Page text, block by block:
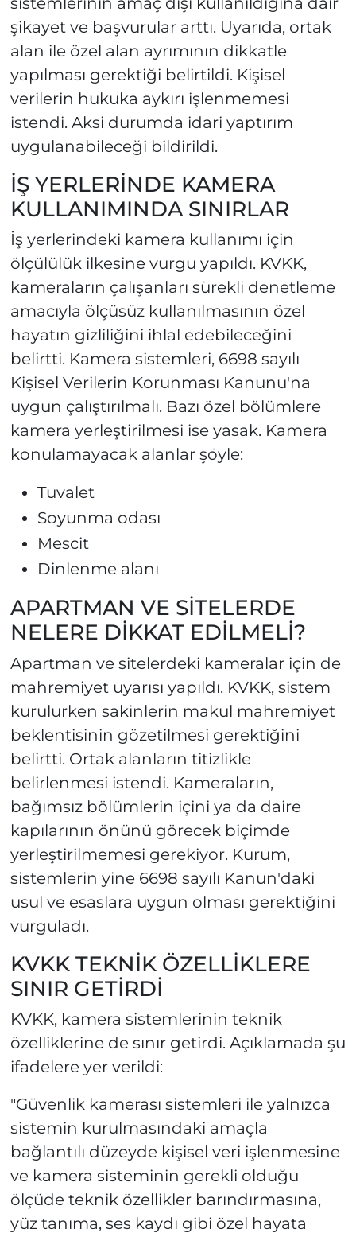
şikayet ve başvurular arttı. Uyarıda, ortak
alan ile özel alan ayrımının dikkatle
yapılması gerektiği belirtildi. Kişisel
verilerin hukuka aykırı işlenmemesi
istendi. Aksi durumda idari yaptırım
uygulanabileceği bildirildi.
İŞ YERLERİNDE KAMERA
KULLANIMINDA SINIRLAR
İş yerlerindeki kamera kullanımı için
ölçülülük ilkesine vurgu yapıldı. KVKK,
kameraların çalışanları sürekli denetleme
amacıyla ölçüsüz kullanılmasının özel
hayatın gizliliğini ihlal edebileceğini
belirtti. Kamera sistemleri, 6698 sayılı
Kişisel Verilerin Korunması Kanunu'na
uygun çalıştırılmalı. Bazı özel bölümlere
kamera yerleştirilmesi ise yasak. Kamera
konulamayacak alanlar şöyle:
Tuvalet
Soyunma odası
Mescit
Dinlenme alanı
APARTMAN VE SİTELERDE
NELERE DİKKAT EDİLMELİ?
Apartman ve sitelerdeki kameralar için de
mahremiyet uyarısı yapıldı. KVKK, sistem
kurulurken sakinlerin makul mahremiyet
beklentisinin gözetilmesi gerektiğini
belirtti. Ortak alanların titizlikle
belirlenmesi istendi. Kameraların,
bağımsız bölümlerin içini ya da daire
kapılarının önünü görecek biçimde
yerleştirilmemesi gerekiyor. Kurum,
sistemlerin yine 6698 sayılı Kanun'daki
usul ve esaslara uygun olması gerektiğini
vurguladı.
KVKK TEKNİK ÖZELLİKLERE
SINIR GETİRDİ
KVKK, kamera sistemlerinin teknik
özelliklerine de sınır getirdi. Açıklamada şu
ifadelere yer verildi:
"Güvenlik kamerası sistemleri ile yalnızca
sistemin kurulmasındaki amaçla
bağlantılı düzeyde kişisel veri işlenmesine
ve kamera sisteminin gerekli olduğu
ölçüde teknik özellikler barındırmasına,
yüz tanıma, ses kaydı gibi özel hayata